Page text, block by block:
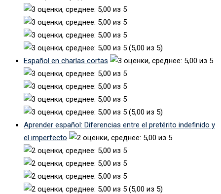
(5,00 из 5)
Español en charlas cortas
(5,00 из 5)
Aprender español: Diferencias entre el pretérito indefinido y
el imperfecto
(5,00 из 5)